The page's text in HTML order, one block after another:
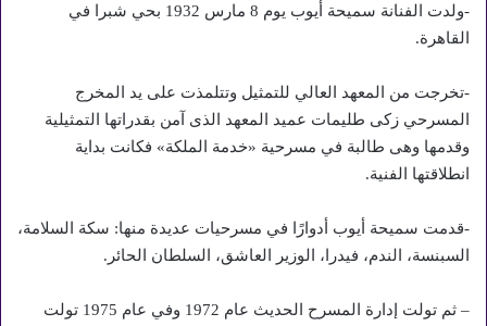
-ولدت الفنانة سميحة أيوب يوم 8 مارس 1932 بحي شبرا في
القاهرة.
-تخرجت من المعهد العالي للتمثيل وتتلمذت على يد المخرج
المسرحي زكى طليمات عميد المعهد الذى آمن بقدراتها التمثيلية
وقدمها وهى طالبة في مسرحية «خدمة الملكة» فكانت بداية
انطلاقتها الفنية.
-قدمت سميحة أيوب أدوارًا في مسرحيات عديدة منها: سكة السلامة،
السبنسة، الندم، فيدرا، الوزير العاشق، السلطان الحائر.
– ثم تولت إدارة المسرح الحديث عام 1972 وفي عام 1975 تولت